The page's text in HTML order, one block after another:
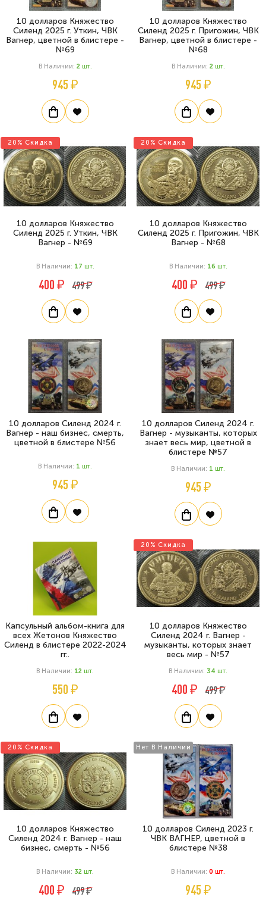
10 долларов Княжество
Силенд 2025 г. Уткин, ЧВК
Вагнер, цветной в блистере -
№69
В Наличии: 2 Шт.
945 ₽
10 долларов Княжество
Силенд 2025 г. Пригожин, ЧВК
Вагнер, цветной в блистере -
№68
В Наличии: 2 Шт.
945 ₽
20% Скидка
10 долларов Княжество
Силенд 2025 г. Уткин, ЧВК
Вагнер - №69
В Наличии: 17 Шт.
400 ₽ 499 ₽
20% Скидка
10 долларов Княжество
Силенд 2025 г. Пригожин, ЧВК
Вагнер - №68
В Наличии: 16 Шт.
400 ₽ 499 ₽
10 долларов Силенд 2024 г.
Вагнер - наш бизнес, смерть,
цветной в блистере №56
В Наличии: 1 Шт.
945 ₽
10 долларов Силенд 2024 г.
Вагнер - музыканты, которых
знает весь мир, цветной в
блистере №57
В Наличии: 1 Шт.
945 ₽
Капсульный альбом-книга для
всех Жетонов Княжество
Силенд в блистере 2022-2024
гг..
В Наличии: 12 Шт.
550 ₽
20% Скидка
10 долларов Княжество
Силенд 2024 г. Вагнер -
музыканты, которых знает
весь мир - №57
В Наличии: 34 Шт.
400 ₽ 499 ₽
20% Скидка
10 долларов Княжество
Силенд 2024 г. Вагнер - наш
бизнес, смерть - №56
В Наличии: 32 Шт.
400 ₽ 499 ₽
Нет В Наличии
10 долларов Силенд 2023 г.
ЧВК ВАГНЕР, цветной в
блистере №38
В Наличии: 0 Шт.
945 ₽